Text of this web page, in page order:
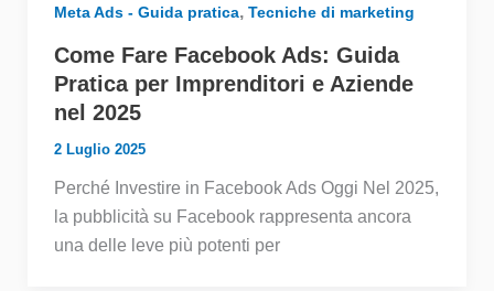
Meta Ads - Guida pratica, Tecniche di marketing
Come Fare Facebook Ads: Guida
Pratica per Imprenditori e Aziende
nel 2025
2 Luglio 2025
Perché Investire in Facebook Ads Oggi Nel 2025,
la pubblicità su Facebook rappresenta ancora
una delle leve più potenti per